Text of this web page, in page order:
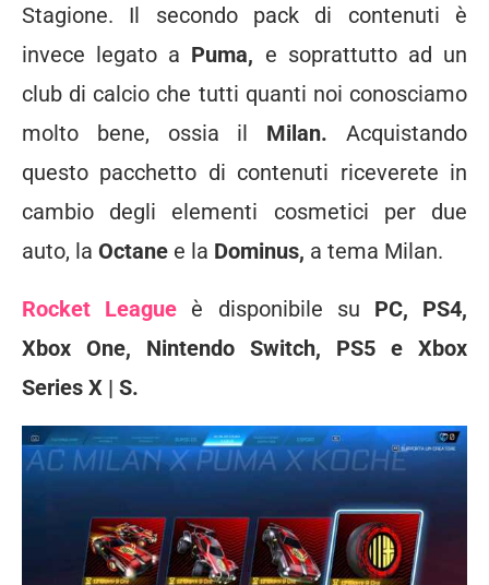
Stagione. Il secondo pack di contenuti è
invece legato a Puma, e soprattutto ad un
club di calcio che tutti quanti noi conosciamo
molto bene, ossia il Milan.Acquistando
questo pacchetto di contenuti riceverete in
cambio degli elementi cosmetici per due
auto, la Octane e la Dominus, a tema Milan.
Rocket League è disponibile su PC, PS4,
Xbox One, Nintendo Switch, PS5 e Xbox
Series X | S.